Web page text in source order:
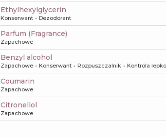
ethylhexylglycerin
Konserwant Dezodorant
Parfum (Fragrance)
Zapachowe
benzyl alcohol
Zapachowe Konserwant Rozpuszczalnik Kontrola
coumarin
Zapachowe
citronellol
Zapachowe